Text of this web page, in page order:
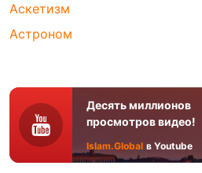
Аскетизм
Астроном
Десять миллионов
просмотров видео!
Islam.Global в Youtube